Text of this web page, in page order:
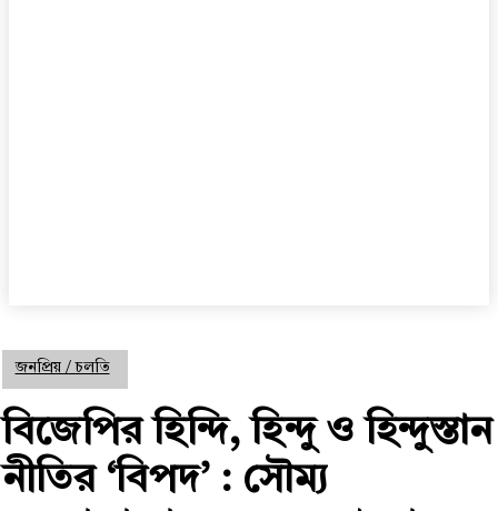
জনপ্রিয় / চলতি
বিজেপির হিন্দি, হিন্দু ও হিন্দুস্তান
নীতির ‘বিপদ’ : সৌম্য